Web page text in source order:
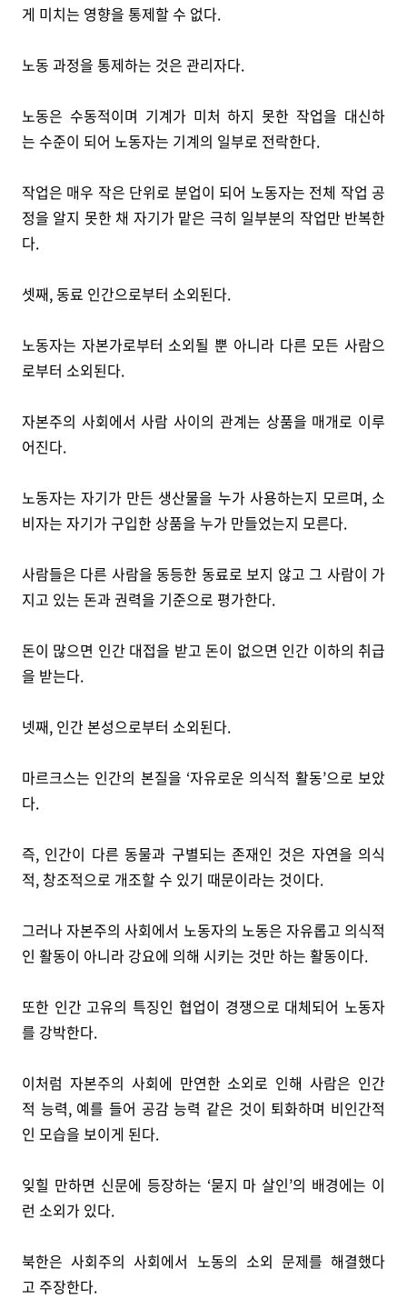
게 미치는 영향을 통제할 수 없다.
노동 과정을 통제하는 것은 관리자다.
노동은 수동적이며 기계가 미처 하지 못한 작업을 대신하
는 수준이 되어 노동자는 기계의 일부로 전락한다.
작업은 매우 작은 단위로 분업이 되어 노동자는 전체 작업 공
정을 알지 못한 채 자기가 맡은 극히 일부분의 작업만 반복한
다.
셋째, 동료 인간으로부터 소외된다.
노동자는 자본가로부터 소외될 뿐 아니라 다른 모든 사람으
로부터 소외된다.
자본주의 사회에서 사람 사이의 관계는 상품을 매개로 이루
어진다.
노동자는 자기가 만든 생산물을 누가 사용하는지 모르며, 소
비자는 자기가 구입한 상품을 누가 만들었는지 모른다.
사람들은 다른 사람을 동등한 동료로 보지 않고 그 사람이 가
지고 있는 돈과 권력을 기준으로 평가한다.
돈이 많으면 인간 대접을 받고 돈이 없으면 인간 이하의 취급
을 받는다.
넷째, 인간 본성으로부터 소외된다.
마르크스는 인간의 본질을 ‘자유로운 의식적 활동’으로 보았
다.
즉, 인간이 다른 동물과 구별되는 존재인 것은 자연을 의식
적, 창조적으로 개조할 수 있기 때문이라는 것이다.
그러나 자본주의 사회에서 노동자의 노동은 자유롭고 의식적
인 활동이 아니라 강요에 의해 시키는 것만 하는 활동이다.
또한 인간 고유의 특징인 협업이 경쟁으로 대체되어 노동자
를 강박한다.
이처럼 자본주의 사회에 만연한 소외로 인해 사람은 인간
적 능력, 예를 들어 공감 능력 같은 것이 퇴화하며 비인간적
인 모습을 보이게 된다.
잊힐 만하면 신문에 등장하는 ‘묻지 마 살인’의 배경에는 이
런 소외가 있다.
북한은 사회주의 사회에서 노동의 소외 문제를 해결했다
고 주장한다.